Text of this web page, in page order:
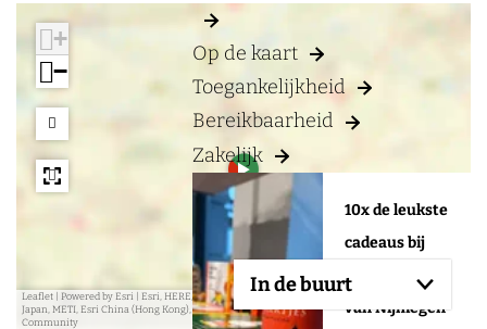
Op de kaart
Toegankelijkheid
Bereikbaarheid
Zakelijk
10x de leukste
cadeaus bij
Citystore Rijk
van Nijmegen
In de buurt
a
d
d
r
s
s
+
−
Leaflet
Powered by Esri | Esri, HERE, Garmin, USGS, Intermap, INCREMENT P, NRCAN, Esri
Japan, METI, Esri China (Hong Kong), NOSTRA, © OpenStreetMap contributors, and the GIS User
Community